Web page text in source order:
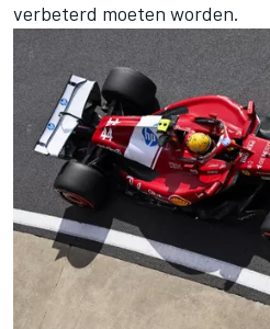
verbeterd moeten worden.